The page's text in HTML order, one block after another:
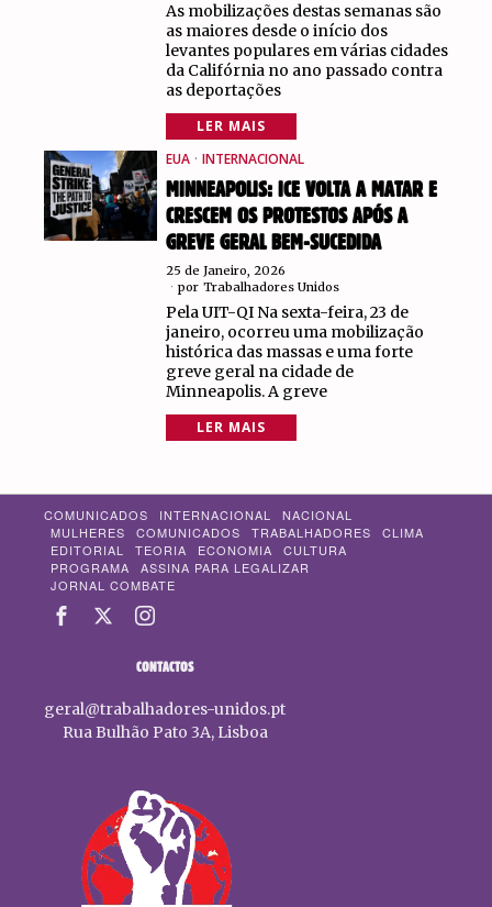
As mobilizações destas semanas são
as maiores desde o início dos
levantes populares em várias cidades
da Califórnia no ano passado contra
as deportações
LER MAIS
EUA · INTERNACIONAL
MINNEAPOLIS: ICE VOLTA A MATAR E
CRESCEM OS PROTESTOS APÓS A
GREVE GERAL BEM-SUCEDIDA
25 de Janeiro, 2026
por Trabalhadores Unidos
Pela UIT-QI Na sexta-feira, 23 de
janeiro, ocorreu uma mobilização
histórica das massas e uma forte
greve geral na cidade de
Minneapolis. A greve
LER MAIS
COMUNICADOS INTERNACIONAL
NACIONAL
MULHERES
COMUNICADOS TRABALHADORES
CLIMA
EDITORIAL
TEORIA ECONOMIA
CULTURA
PROGRAMA
ASSINA PARA LEGALIZAR
JORNAL COMBATE
CONTACTOS
geral@trabalhadores-unidos.pt
Rua Bulhão Pato 3A, Lisboa